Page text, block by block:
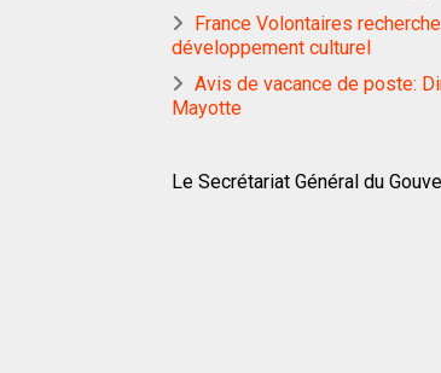
France Volontaires
développement culturel
Avis de vacance de poste:
Mayotte
Le Secrétariat Général du